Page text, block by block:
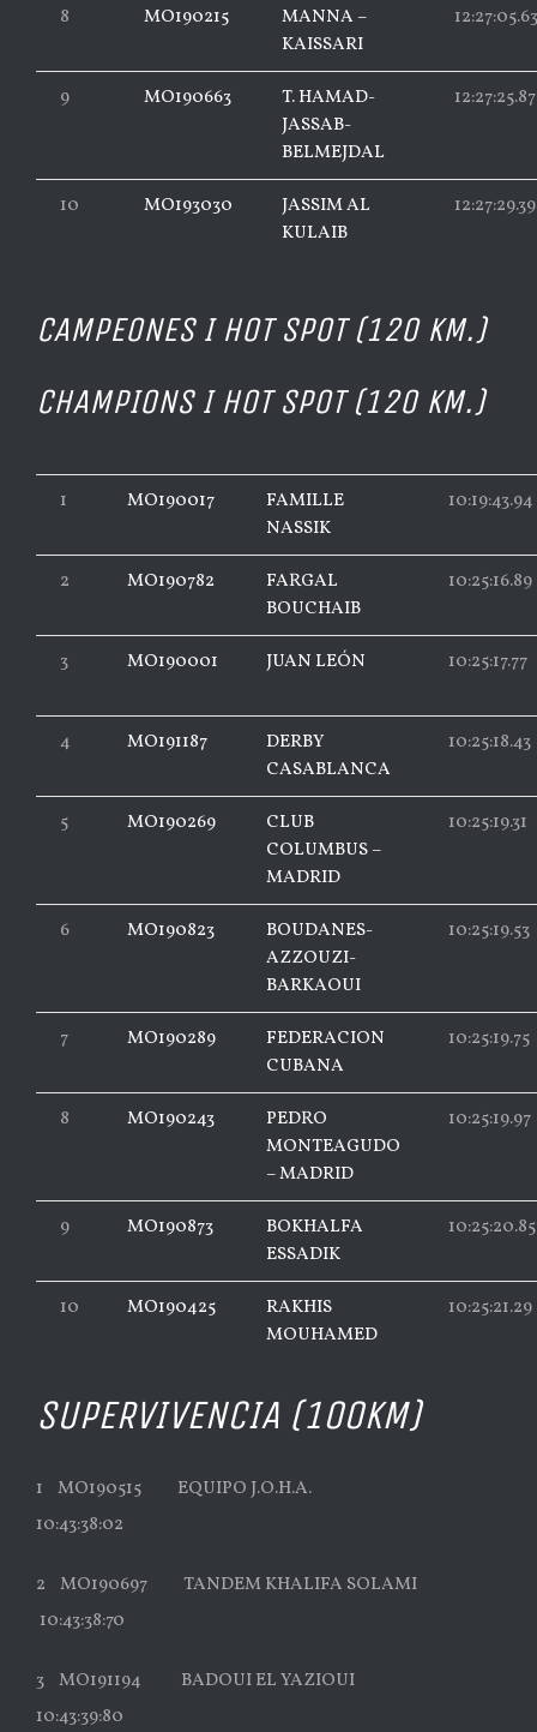
8 MO190215
MANNA –
KAISSARI
12:27:05.63
9 MO190663
T. HAMAD-
JASSAB-
BELMEJDAL
12:27:25.87
10 MO193030
JASSIM AL
KULAIB
12:27:29.39
CAMPEONES I HOT SPOT (120 KM.)
CHAMPIONS I HOT SPOT (120 KM.)
1 MO190017
FAMILLE
NASSIK
10:19:43.94
2 MO190782
FARGAL
BOUCHAIB
10:25:16.89
3 MO190001 JUAN LEÓN 10:25:17.77
4 MO191187
DERBY
CASABLANCA
10:25:18.43
5 MO190269
CLUB
COLUMBUS –
MADRID
10:25:19.31
6 MO190823
BOUDANES-
AZZOUZI-
BARKAOUI
10:25:19.53
7 MO190289
FEDERACION
CUBANA
10:25:19.75
8 MO190243
PEDRO
MONTEAGUDO
– MADRID
10:25:19.97
9 MO190873
BOKHALFA
ESSADIK
10:25:20.85
10 MO190425
RAKHIS
MOUHAMED
10:25:21.29
SUPERVIVENCIA (100KM)
1 MO190515 EQUIPO J.O.H.A.
10:43:38:02
2 MO190697 TANDEM KHALIFA SOLAMI
10:43:38:70
3 MO191194 BADOUI EL YAZIOUI
10:43:39:80